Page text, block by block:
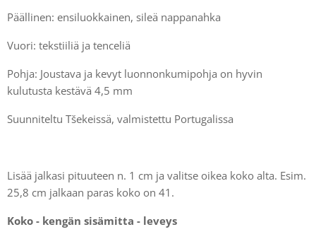
Päällinen: ensiluokkainen, sileä nappanahka
Vuori: tekstiiliä ja tenceliä
Pohja: Joustava ja kevyt luonnonkumipohja on hyvin
kulutusta kestävä 4,5 mm
Suunniteltu Tšekeissä, valmistettu Portugalissa
Lisää jalkasi pituuteen n. 1 cm ja valitse oikea koko alta. Esim.
25,8 cm jalkaan paras koko on 41.
Koko - kengän sisämitta - leveys